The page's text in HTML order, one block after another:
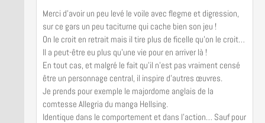
Merci d’avoir un peu levé le voile avec flegme et digression,
sur ce gars un peu taciturne qui cache bien son jeu !
On le croit en retrait mais il tire plus de ficelle qu’on le croit…
Il a peut-être eu plus qu’une vie pour en arriver là !
En tout cas, et malgré le fait qu’il n’est pas vraiment censé
être un personnage central, il inspire d’autres œuvres.
Je prends pour exemple le majordome anglais de la
comtesse Allegria du manga Hellsing.
Identique dans le comportement et dans l’action… Sauf pour